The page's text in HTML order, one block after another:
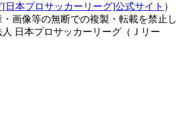
[日本プロサッカーリーグ]公式サイト ）
画像等の無断での複製・転載を禁止し
日本プロサッカーリーグ（Ｊリー